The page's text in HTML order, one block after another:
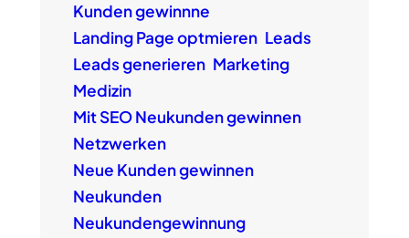
Kunden gewinnne
Landing Page optmieren Leads
Leads generieren Marketing
Medizin
Mit SEO Neukunden gewinnen
Netzwerken
Neue Kunden gewinnen
Neukunden
Neukundengewinnung